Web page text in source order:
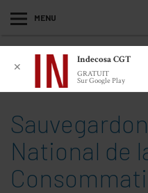
MENU
National de
✕
Indecosa CGT
GRATUIT
Sur Google Play